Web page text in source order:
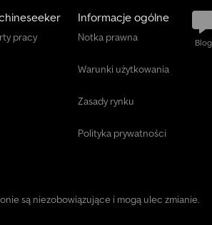
pracy
Informacje ogólne
Notka prawna
Warunki użytkowania
Zasady rynku
Polityka prywatności
Blog
są niezobowiązujące i mogą ulec zmianie.